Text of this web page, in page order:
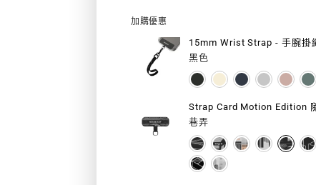
8.3
MM
STRAP
繩/
MM
STRAP
掛
掛
繩
加購優惠
15mm Wrist Strap - 手腕掛
黑色
巷弄